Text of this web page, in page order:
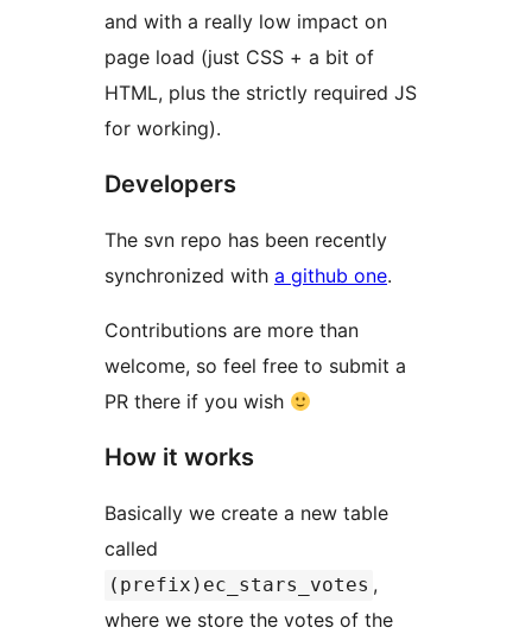
and with a really low impact on
page load (just CSS + a bit of
HTML, plus the strictly required JS
for working).
Developers
The svn repo has been recently
synchronized with a github one.
Contributions are more than
welcome, so feel free to submit a
PR there if you wish
How it works
Basically we create a new table
called
(prefix)ec_stars_votes ,
where we store the votes of the